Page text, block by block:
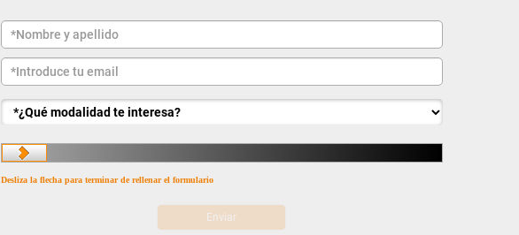
Desliza la flecha para terminar de rellenar el formulario